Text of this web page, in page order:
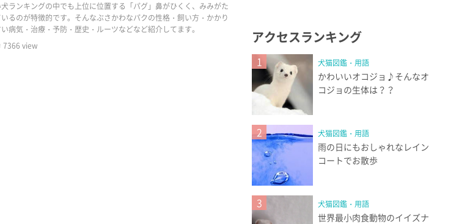
ランキングの中でも上位に位置する「パグ」鼻がひくく、みみがた
るのが特徴的です。そんなぶさかわなパクの性格・飼い方・かかり
病気・治療・予防・歴史・ルーツなどなど紹介してます。
7366 view アクセスランキング
1 犬猫図鑑・用語
かわいいオコジョ♪そんなオ
コジョの生体は？？
2 犬猫図鑑・用語
雨の日にもおしゃれなレイン
コートでお散歩
3 犬猫図鑑・用語
世界最小肉食動物のイイズナ